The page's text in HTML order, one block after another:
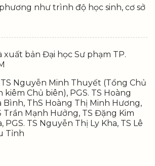
như trình độ học sinh, cơ sở
xuất bản Đại học Sư phạm TP.
TS Nguyễn Minh Thuyết (Tổng Chủ
kiêm Chủ biên), PGS. TS Hoàng
Bình, ThS Hoàng Thị Minh Hương,
Trần Mạnh Hưởng, TS Đặng Kim
PGS. TS Nguyễn Thị Ly Kha, TS Lê
Tỉnh